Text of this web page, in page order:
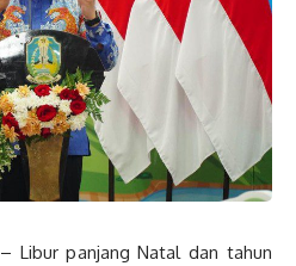
– Libur panjang Natal dan tahun